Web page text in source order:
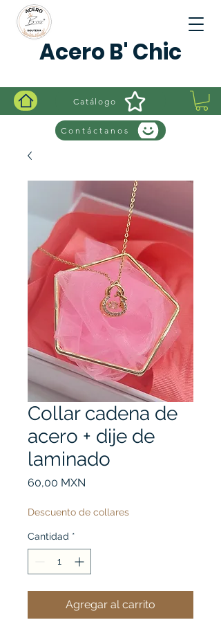
Acero B' Chic
Catálogo
Contáctanos
Collar cadena de
acero + dije de
laminado
60,00 MXN
Descuento de collares
Cantidad *
Agregar al carrito